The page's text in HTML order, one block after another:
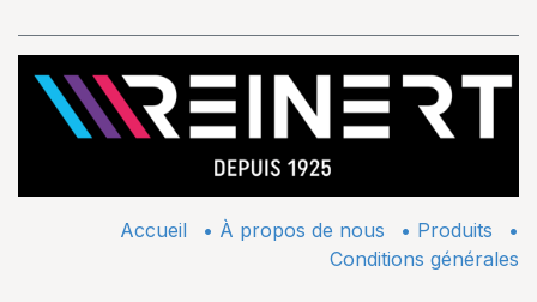
Accueil • À propos de nous • ​Produits
•
Conditions générales